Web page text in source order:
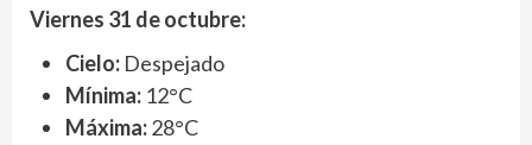
Viernes 31 de octubre:
Cielo: Despejado
Mínima: 12°C
Máxima:28°C